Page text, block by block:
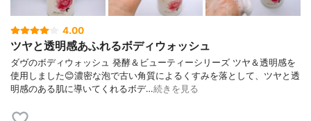
4.00
ツヤと透明感あふれるボディウォッシュ
ダヴのボディウォッシュ 発酵＆ビューティーシリーズ ツヤ＆透明感を
使用しました😊濃密な泡で古い角質によるくすみを落として、ツヤと透
明感のある肌に導いてくれるボデ…続きを見る